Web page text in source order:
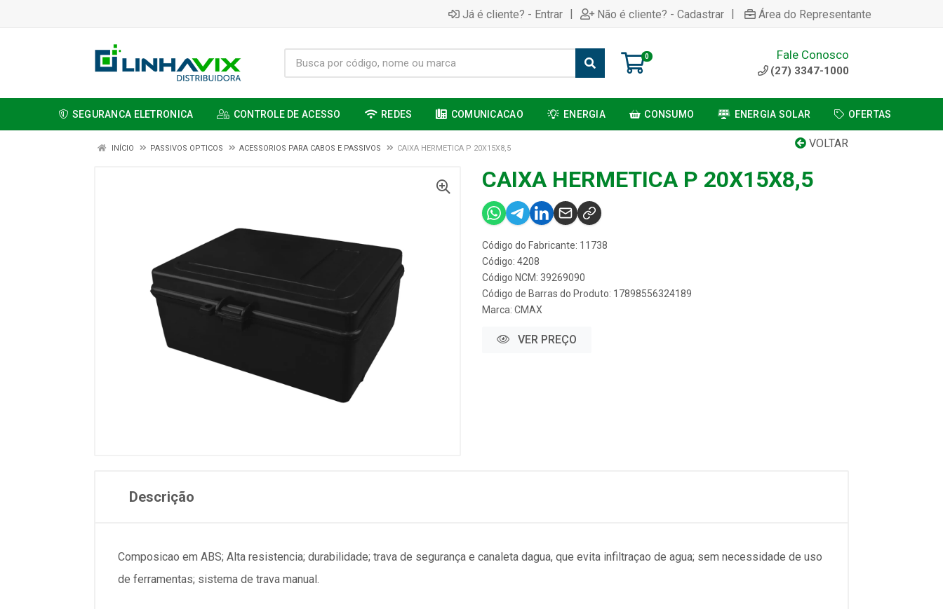
Já é cliente? - Entrar | Não é cliente? - Cadastrar | Área do Representante
0 Fale Conosco
(27) 3347-1000
SEGURANCA ELETRONICA CONTROLE DE ACESSO REDES COMUNICACAO ENERGIA CONSUMO ENERGIA SOLAR OFERTAS
VOLTAR
INÍCIO PASSIVOS OPTICOS ACESSORIOS PARA CABOS E PASSIVOS CAIXA HERMETICA P 20X15X8,5
CAIXA HERMETICA P 20X15X8,5
Código do Fabricante: 11738
Código: 4208
Código NCM: 39269090
Código de Barras do Produto: 17898556324189
Marca: CMAX
VER PREÇO
Descrição
Composicao em ABS; Alta resistencia; durabilidade; trava de segurança e canaleta dagua, que evita infiltraçao de agua; sem necessidade de uso
de ferramentas; sistema de trava manual.